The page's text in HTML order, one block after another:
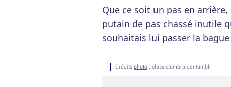
Que ce soit un pas en
putain de pas chassé inutile
souhaitais lui passer la
Crédits photo : classictombraider.tumblr